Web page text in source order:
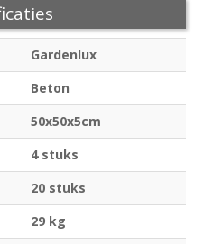
Gardenlux
Beton
50x50x5cm
4 stuks
20 stuks
29 kg